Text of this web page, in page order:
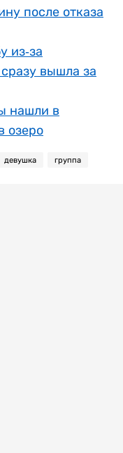
после отказа
из-за
вышла за
нашли в
озеро
девушка группа